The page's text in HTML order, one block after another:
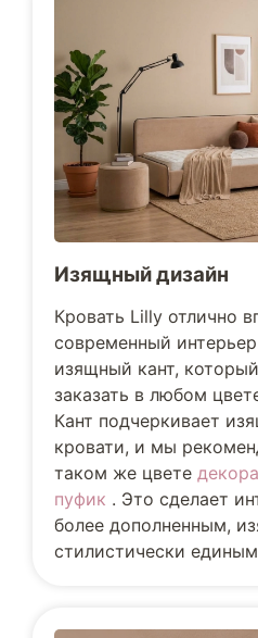
Изящный дизайн
Кровать Lilly отлично
современный
изящный кант,
заказать в любом
Кант подчеркивает
кровати, и мы
таком же цвете
пуфик . Это сделает
более дополненным,
стилистически